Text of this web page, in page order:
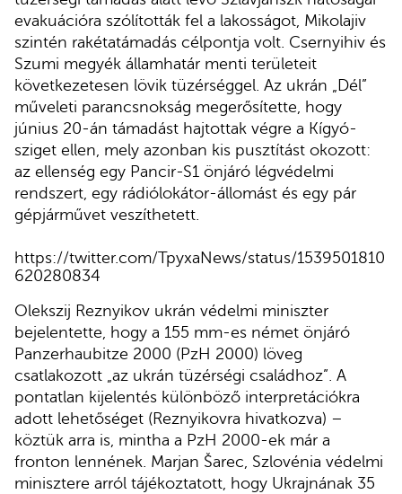
evakuációra szólították fel a lakosságot, Mikolajiv
szintén rakétatámadás célpontja volt. Csernyihiv és
Szumi megyék államhatár menti területeit
következetesen lövik tüzérséggel. Az ukrán „Dél”
műveleti parancsnokság megerősítette, hogy
június 20-án támadást hajtottak végre a Kígyó-
sziget ellen, mely azonban kis pusztítást okozott:
az ellenség egy Pancir-S1 önjáró légvédelmi
rendszert, egy rádiólokátor-állomást és egy pár
gépjárművet veszíthetett.
https://twitter.com/TpyxaNews/status/1539501810
620280834
Olekszij Reznyikov ukrán védelmi miniszter
bejelentette, hogy a 155 mm-es német önjáró
Panzerhaubitze 2000 (PzH 2000) löveg
csatlakozott „az ukrán tüzérségi családhoz”. A
pontatlan kijelentés különböző interpretációkra
adott lehetőséget (Reznyikovra hivatkozva) –
köztük arra is, mintha a PzH 2000-ek már a
fronton lennének. Marjan Šarec, Szlovénia védelmi
minisztere arról tájékoztatott, hogy Ukrajnának 35